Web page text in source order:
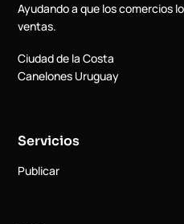
Ayudando a que los comercios
ventas.
Ciudad de la Costa
Canelones Uruguay
Servicios
Publicar